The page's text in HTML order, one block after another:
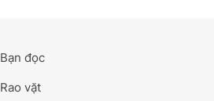
Bạn đọc
Rao vặt